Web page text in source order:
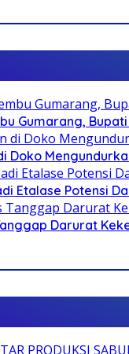
Gumarang,
Doko
Etalase Potensi
Darurat